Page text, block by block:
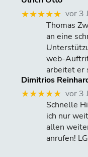
★★★★★ vor 3
Thomas
an eine
web-
arbeitet er
Dimitrios
★★★★★ vor 3
Schnelle
ich nur
allen
anrufen! LG